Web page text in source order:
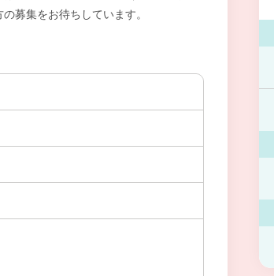
募集をお待ちしています。